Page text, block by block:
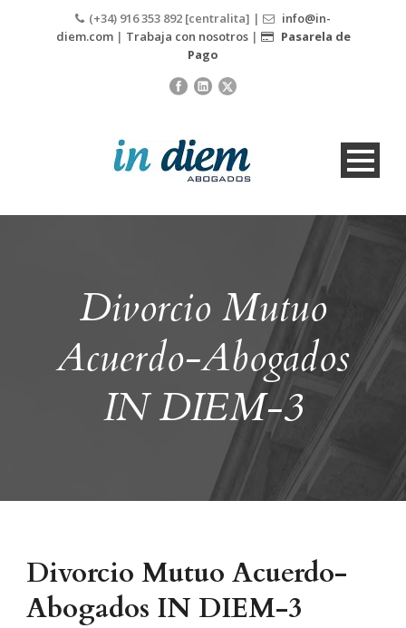
(+34) 916 353 892 [centralita] |
info@in-
diem.com| Trabaja con nosotros|
Pasarela de
Pago
Divorcio Mutuo
Acuerdo-Abogados
IN DIEM-3
Divorcio Mutuo Acuerdo-
Abogados IN DIEM-3